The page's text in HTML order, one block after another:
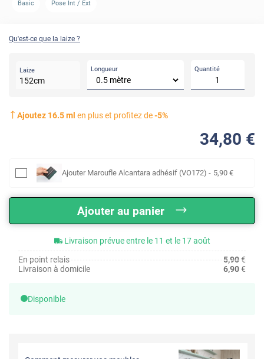
Basic Pose Int / Ext
Qu'est-ce que la laize ?
Laize
152cm
Longueur Quantité
Ajoutez 16.5ml en plus et profitez de-5%
34,80 €
Ajouter Maroufle Alcantara adhésif (VO172) - 5,90 €
Ajouter au panier
Livraison prévue entre le 11 et le 17 août
En point relais
5,90€
Livraison à domicile
6,90€
Disponible